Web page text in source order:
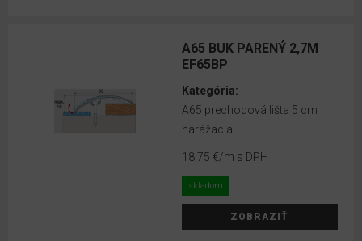
A65 BUK PARENÝ 2,7M
EF65BP
Kategória:
A65 prechodová lišta 5 cm
narážacia
18.75 €/m s DPH
skladom
ZOBRAZIŤ